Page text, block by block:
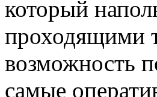
который
проходящими
возможность
самые